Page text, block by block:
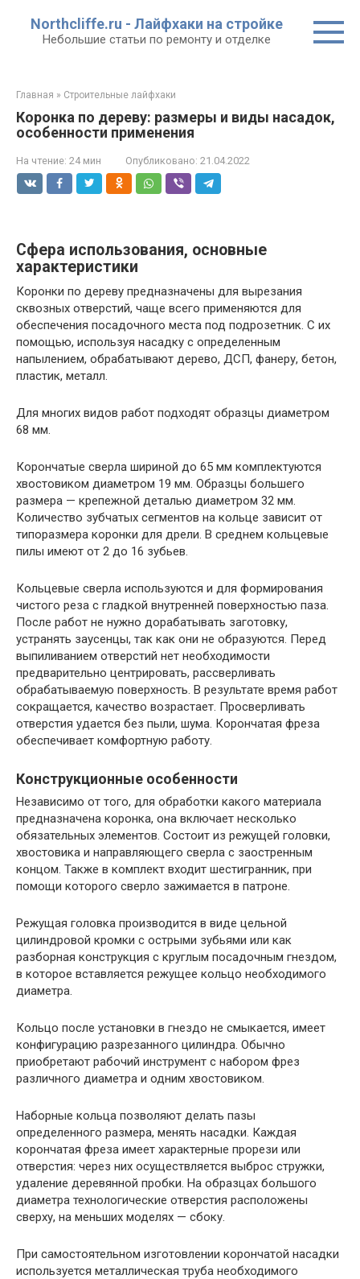
контенту
Northcliffe.ru - Лайфхаки на стройке
Небольшие статьи по ремонту и отделке
Главная » Строительные лайфхаки
Коронка по дереву: размеры и виды насадок,
особенности применения
На чтение: 24 мин Опубликовано: 21.04.2022
Сфера использования, основные
характеристики
Коронки по дереву предназначены для вырезания
сквозных отверстий, чаще всего применяются для
обеспечения посадочного места под подрозетник. С их
помощью, используя насадку с определенным
напылением, обрабатывают дерево, ДСП, фанеру, бетон,
пластик, металл.
Для многих видов работ подходят образцы диаметром
68 мм.
Корончатые сверла шириной до 65 мм комплектуются
хвостовиком диаметром 19 мм. Образцы большего
размера — крепежной деталью диаметром 32 мм.
Количество зубчатых сегментов на кольце зависит от
типоразмера коронки для дрели. В среднем кольцевые
пилы имеют от 2 до 16 зубьев.
Кольцевые сверла используются и для формирования
чистого реза с гладкой внутренней поверхностью паза.
После работ не нужно дорабатывать заготовку,
устранять заусенцы, так как они не образуются. Перед
выпиливанием отверстий нет необходимости
предварительно центрировать, рассверливать
обрабатываемую поверхность. В результате время работ
сокращается, качество возрастает. Просверливать
отверстия удается без пыли, шума. Корончатая фреза
обеспечивает комфортную работу.
Конструкционные особенности
Независимо от того, для обработки какого материала
предназначена коронка, она включает несколько
обязательных элементов. Состоит из режущей головки,
хвостовика и направляющего сверла с заостренным
концом. Также в комплект входит шестигранник, при
помощи которого сверло зажимается в патроне.
Режущая головка производится в виде цельной
цилиндровой кромки с острыми зубьями или как
разборная конструкция с круглым посадочным гнездом,
в которое вставляется режущее кольцо необходимого
диаметра.
Кольцо после установки в гнездо не смыкается, имеет
конфигурацию разрезанного цилиндра. Обычно
приобретают рабочий инструмент с набором фрез
различного диаметра и одним хвостовиком.
Наборные кольца позволяют делать пазы
определенного размера, менять насадки. Каждая
корончатая фреза имеет характерные прорези или
отверстия: через них осуществляется выброс стружки,
удаление деревянной пробки. На образцах большого
диаметра технологические отверстия расположены
сверху, на меньших моделях — сбоку.
При самостоятельном изготовлении корончатой насадки
используется металлическая труба необходимого